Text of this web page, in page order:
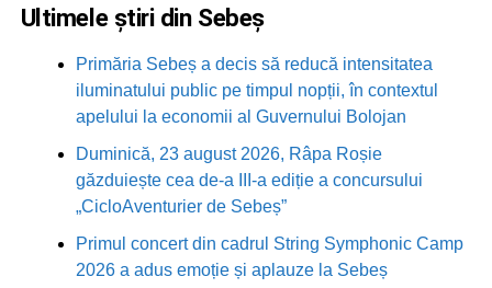
Ultimele știri din Sebeș
Primăria Sebeș a decis să reducă intensitatea
iluminatului public pe timpul nopții, în contextul
apelului la economii al Guvernului Bolojan
Duminică, 23 august 2026, Râpa Roșie
găzduiește cea de-a III-a ediție a concursului
„CicloAventurier de Sebeș”
Primul concert din cadrul String Symphonic Camp
2026 a adus emoție și aplauze la Sebeș